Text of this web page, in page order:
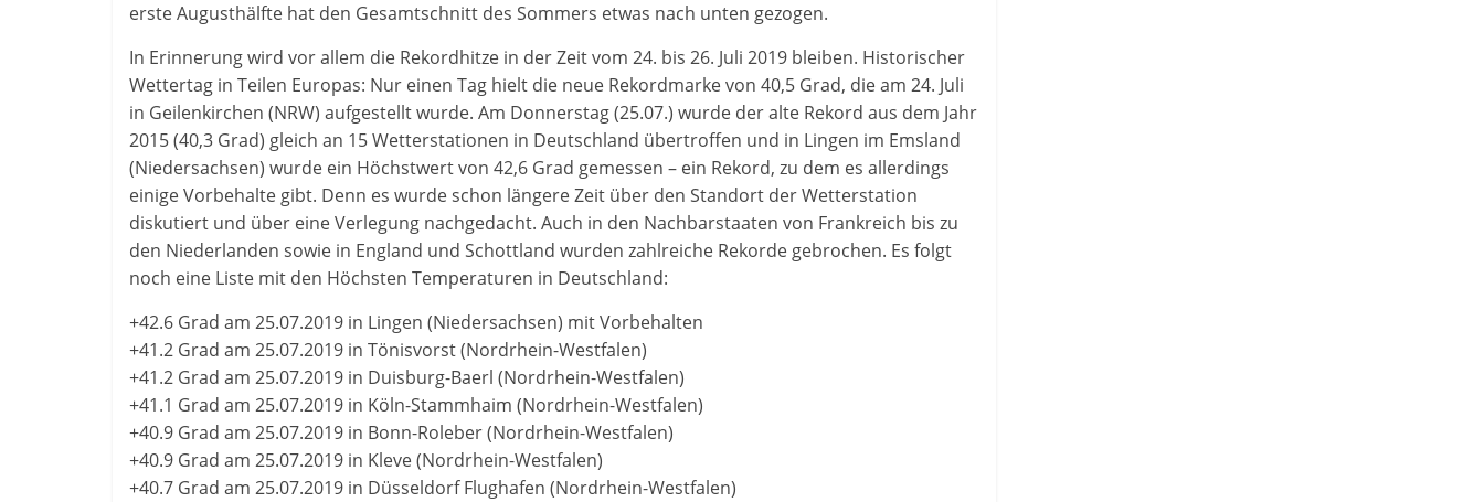
erste Augusthälfte hat den Gesamtschnitt des Sommers etwas nach unten gezogen.
In Erinnerung wird vor allem die Rekordhitze in der Zeit vom 24. bis 26. Juli 2019 bleiben. Historischer
Wettertag in Teilen Europas: Nur einen Tag hielt die neue Rekordmarke von 40,5 Grad, die am 24. Juli
in Geilenkirchen (NRW) aufgestellt wurde. Am Donnerstag (25.07.) wurde der alte Rekord aus dem Jahr
2015 (40,3 Grad) gleich an 15 Wetterstationen in Deutschland übertroffen und in Lingen im Emsland
(Niedersachsen) wurde ein Höchstwert von 42,6 Grad gemessen – ein Rekord, zu dem es allerdings
einige Vorbehalte gibt. Denn es wurde schon längere Zeit über den Standort der Wetterstation
diskutiert und über eine Verlegung nachgedacht. Auch in den Nachbarstaaten von Frankreich bis zu
den Niederlanden sowie in England und Schottland wurden zahlreiche Rekorde gebrochen. Es folgt
noch eine Liste mit den Höchsten Temperaturen in Deutschland:
+42.6 Grad am 25.07.2019 in Lingen (Niedersachsen) mit Vorbehalten
+41.2 Grad am 25.07.2019 in Tönisvorst (Nordrhein-Westfalen)
+41.2 Grad am 25.07.2019 in Duisburg-Baerl (Nordrhein-Westfalen)
+41.1 Grad am 25.07.2019 in Köln-Stammhaim (Nordrhein-Westfalen)
+40.9 Grad am 25.07.2019 in Bonn-Roleber (Nordrhein-Westfalen)
+40.9 Grad am 25.07.2019 in Kleve (Nordrhein-Westfalen)
+40.7 Grad am 25.07.2019 in Düsseldorf Flughafen (Nordrhein-Westfalen)